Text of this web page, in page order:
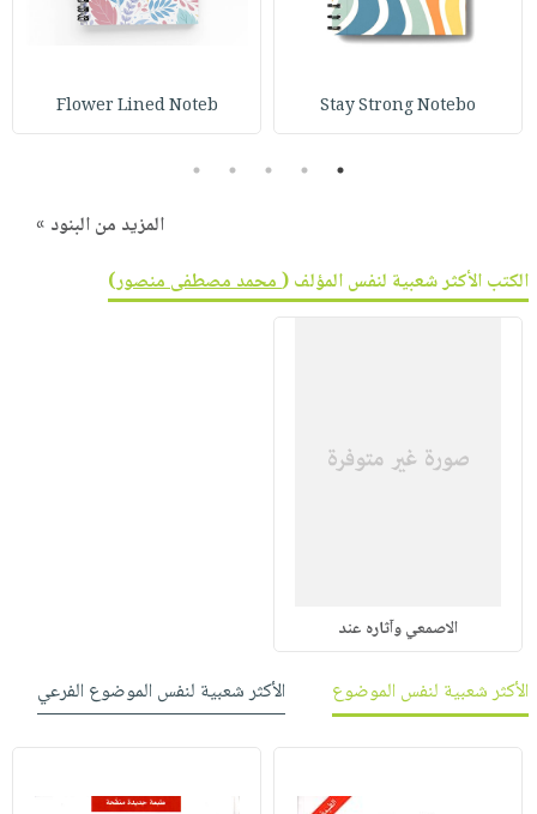
Stay Strong Notebo
Flower Lined Noteb
1
2
3
4
5
المزيد من البنود »
الكتب الأكثر شعبية لنفس المؤلف (محمد مصطفى منصور)
الاصمعي وآثاره عند
الأكثر شعبية لنفس الموضوع الأكثر شعبية لنفس الموضوع الفرعي